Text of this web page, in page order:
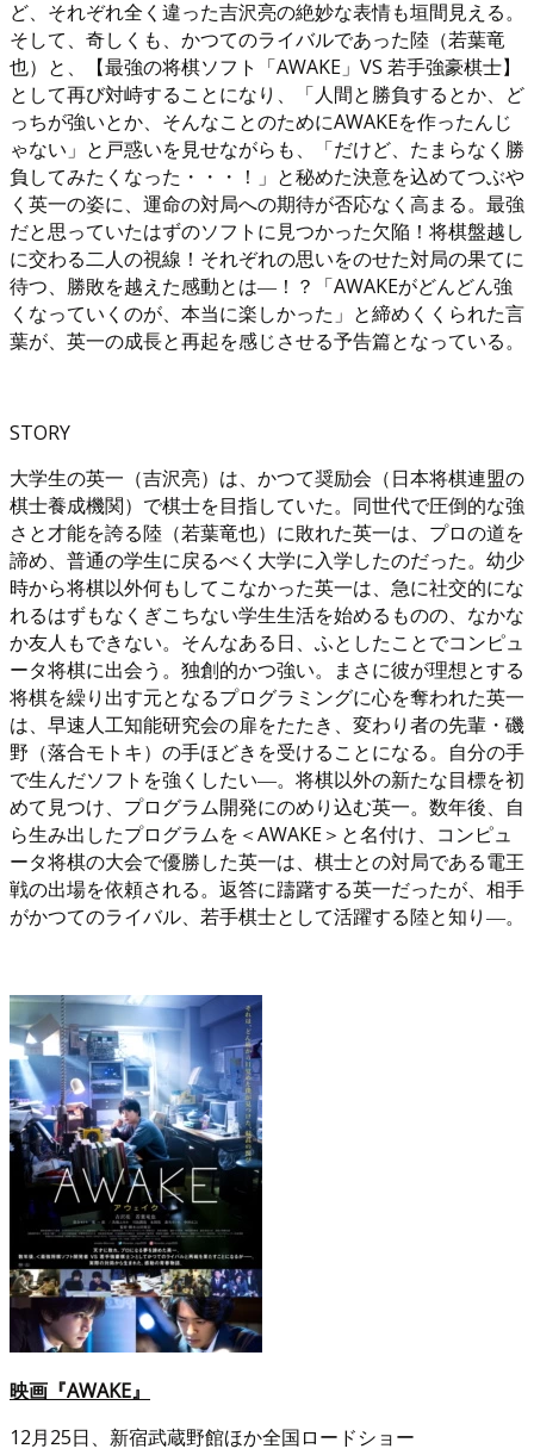
ど、それぞれ全く違った吉沢亮の絶妙な表情も垣間見える。
そして、奇しくも、かつてのライバルであった陸（若葉竜
也）と、【最強の将棋ソフト「AWAKE」VS 若手強豪棋士】
として再び対峙することになり、「人間と勝負するとか、ど
っちが強いとか、そんなことのためにAWAKEを作ったんじ
ゃない」と戸惑いを見せながらも、「だけど、たまらなく勝
負してみたくなった・・・！」と秘めた決意を込めてつぶや
く英一の姿に、運命の対局への期待が否応なく高まる。最強
だと思っていたはずのソフトに見つかった欠陥！将棋盤越し
に交わる二人の視線！それぞれの思いをのせた対局の果てに
待つ、勝敗を越えた感動とは―！？「AWAKEがどんどん強
くなっていくのが、本当に楽しかった」と締めくくられた言
葉が、英一の成長と再起を感じさせる予告篇となっている。
STORY
大学生の英一（吉沢亮）は、かつて奨励会（日本将棋連盟の
棋士養成機関）で棋士を目指していた。同世代で圧倒的な強
さと才能を誇る陸（若葉竜也）に敗れた英一は、プロの道を
諦め、普通の学生に戻るべく大学に入学したのだった。幼少
時から将棋以外何もしてこなかった英一は、急に社交的にな
れるはずもなくぎこちない学生生活を始めるものの、なかな
か友人もできない。そんなある日、ふとしたことでコンピュ
ータ将棋に出会う。独創的かつ強い。まさに彼が理想とする
将棋を繰り出す元となるプログラミングに心を奪われた英一
は、早速人工知能研究会の扉をたたき、変わり者の先輩・磯
野（落合モトキ）の手ほどきを受けることになる。自分の手
で生んだソフトを強くしたい―。将棋以外の新たな目標を初
めて見つけ、プログラム開発にのめり込む英一。数年後、自
ら生み出したプログラムを＜AWAKE＞と名付け、コンピュ
ータ将棋の大会で優勝した英一は、棋士との対局である電王
戦の出場を依頼される。返答に躊躇する英一だったが、相手
がかつてのライバル、若手棋士として活躍する陸と知り―。
映画『AWAKE』
12月25日、新宿武蔵野館ほか全国ロードショー